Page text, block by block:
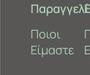
Ποιοι
Είμαστε